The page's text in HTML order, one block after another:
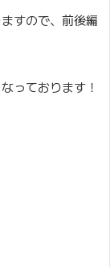
すので、前後編
っております！